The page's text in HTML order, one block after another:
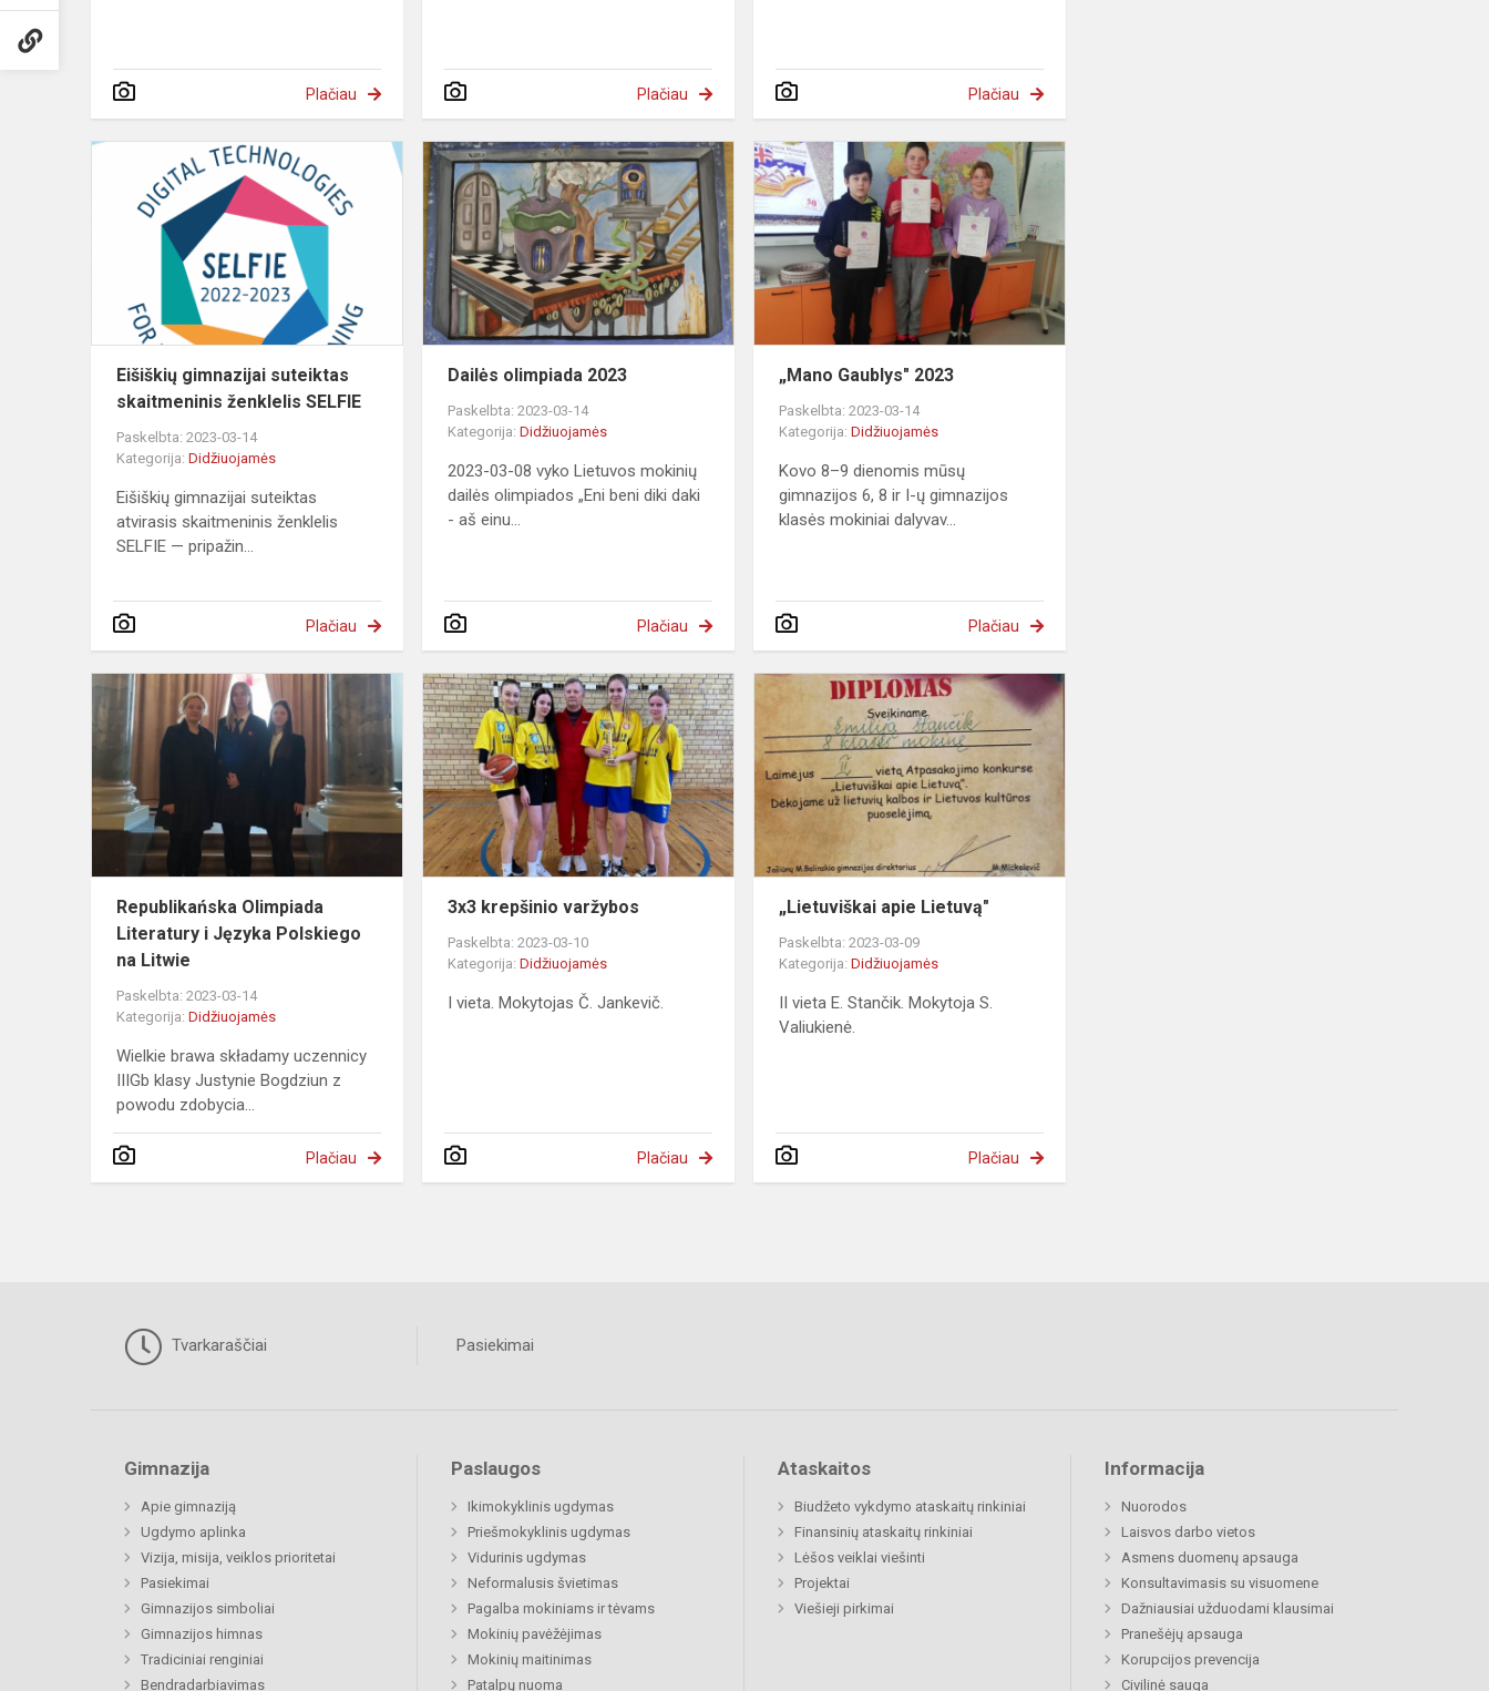
Plačiau Plačiau Plačiau
Eišiškių
gimnazijai
suteiktas
skaitmeninis
ženklelis
SELFIE
Eišiškių gimnazijai suteiktas
skaitmeninis ženklelis SELFIE
Paskelbta: 2023-03-14
Kategorija: Didžiuojamės
Eišiškių gimnazijai suteiktas
atvirasis skaitmeninis ženklelis
SELFIE — pripažin...
Plačiau
Dailės
olimpiada
Dailės olimpiada 2023
Paskelbta: 2023-03-14
Kategorija:Didžiuojamės
2023-03-08 vyko Lietuvos mokinių
dailės olimpiados „Eni beni diki daki
- aš einu...
Plačiau
„Mano
„Mano Gaublys" 2023
Paskelbta: 2023-03-14
Kategorija:Didžiuojamės
Kovo 8–9 dienomis mūsų
gimnazijos 6, 8 ir I-ų gimnazijos
klasės mokiniai dalyvav...
Plačiau
Republikańska
Olimpiada
Literatury
Języka
Polskiego
Li...
Republikańska Olimpiada
Literatury i Języka Polskiego
na Litwie
Paskelbta: 2023-03-14
Kategorija: Didžiuojamės
Wielkie brawa składamy uczennicy
IIIGb klasy Justynie Bogdziun z
powodu zdobycia...
Plačiau
3x3
krepšinio
varžybos
3x3 krepšinio varžybos
Paskelbta: 2023-03-10
Kategorija:Didžiuojamės
I vieta. Mokytojas Č. Jankevič.
Plačiau
„Lietuviškai apie Lietuvą"
Paskelbta: 2023-03-09
Kategorija:Didžiuojamės
II vieta E. Stančik. Mokytoja S.
Valiukienė.
Plačiau
Tvarkaraščiai Pasiekimai
Gimnazija
Apie gimnaziją
Ugdymo aplinka
Vizija, misija, veiklos prioritetai
Pasiekimai
Gimnazijos simboliai
Gimnazijos himnas
Tradiciniai renginiai
Bendradarbiavimas
Paslaugos
Ikimokyklinis ugdymas
Priešmokyklinis ugdymas
Vidurinis ugdymas
Neformalusis švietimas
Pagalba mokiniams ir tėvams
Mokinių pavėžėjimas
Mokinių maitinimas
Patalpų nuoma
Ataskaitos
Biudžeto vykdymo ataskaitų rinkiniai
Finansinių ataskaitų rinkiniai
Lėšos veiklai viešinti
Projektai
Viešieji pirkimai
Informacija
Nuorodos
Laisvos darbo vietos
Asmens duomenų apsauga
Konsultavimasis su visuomene
Dažniausiai užduodami klausimai
Pranešėjų apsauga
Korupcijos prevencija
Civilinė sauga